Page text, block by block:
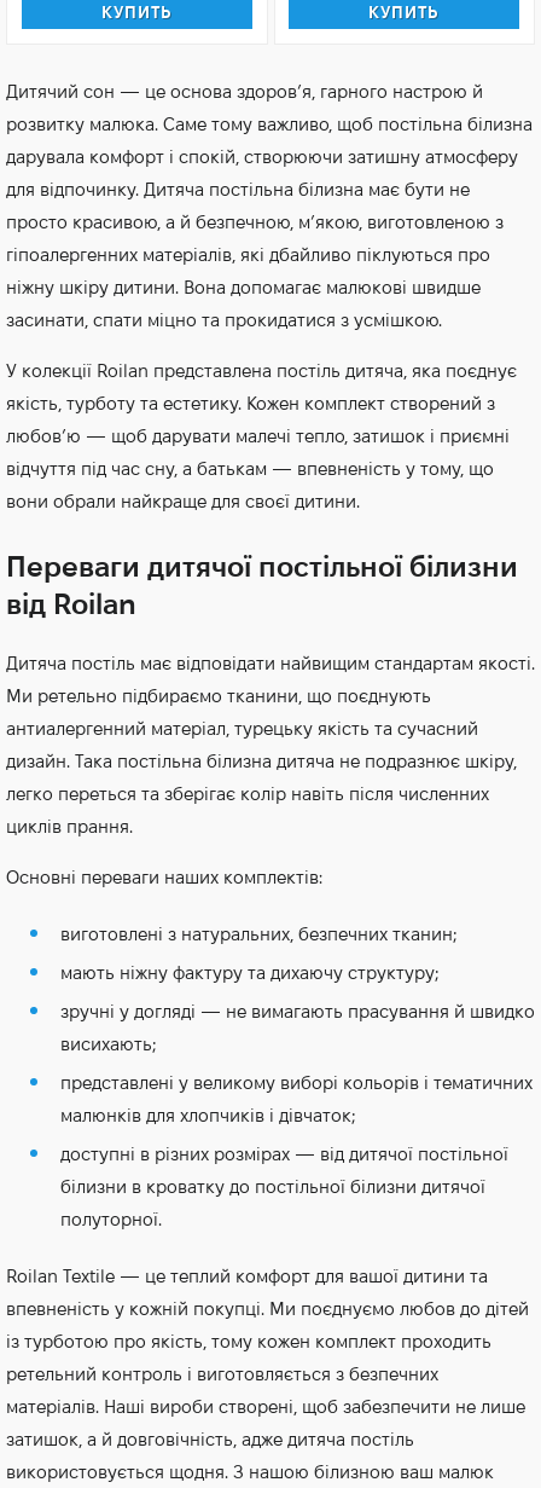
КУПИТЬ КУПИТЬ
Дитячий сон — це основа здоров’я, гарного настрою й
розвитку малюка. Саме тому важливо, щоб постільна білизна
дарувала комфорт і спокій, створюючи затишну атмосферу
для відпочинку. Дитяча постільна білизна має бути не
просто красивою, а й безпечною, м’якою, виготовленою з
гіпоалергенних матеріалів, які дбайливо піклуються про
ніжну шкіру дитини. Вона допомагає малюкові швидше
засинати, спати міцно та прокидатися з усмішкою.
У колекції Roilan представлена постіль дитяча, яка поєднує
якість, турботу та естетику. Кожен комплект створений з
любов’ю — щоб дарувати малечі тепло, затишок і приємні
відчуття під час сну, а батькам — впевненість у тому, що
вони обрали найкраще для своєї дитини.
Переваги дитячої постільної білизни
від Roilan
Дитяча постіль має відповідати найвищим стандартам якості.
Ми ретельно підбираємо тканини, що поєднують
антиалергенний матеріал, турецьку якість та сучасний
дизайн. Така постільна білизна дитяча не подразнює шкіру,
легко переться та зберігає колір навіть після численних
циклів прання.
Основні переваги наших комплектів:
виготовлені з натуральних, безпечних тканин;
мають ніжну фактуру та дихаючу структуру;
зручні у догляді — не вимагають прасування й швидко
висихають;
представлені у великому виборі кольорів і тематичних
малюнків для хлопчиків і дівчаток;
доступні в різних розмірах — від дитячої постільної
білизни в кроватку до постільної білизни дитячої
полуторної.
Roilan Textile — це теплий комфорт для вашої дитини та
впевненість у кожній покупці. Ми поєднуємо любов до дітей
із турботою про якість, тому кожен комплект проходить
ретельний контроль і виготовляється з безпечних
матеріалів. Наші вироби створені, щоб забезпечити не лише
затишок, а й довговічність, адже дитяча постіль
використовується щодня. З нашою білизною ваш малюк